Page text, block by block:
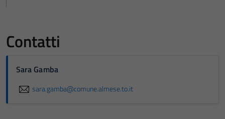
Contatti
Sara Gamba
sara.gamba@comune.almese.to.it